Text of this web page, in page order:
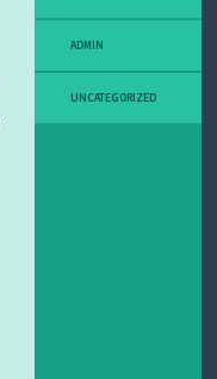
ADMIN
UNCATEGORIZED